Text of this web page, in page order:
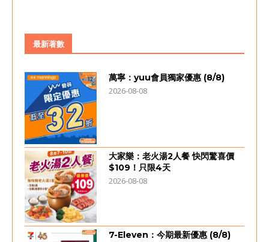
最新著數
萬寧：yuu會員獨家優惠 (8/8)
2026-08-08
大家樂：老火湯2人餐 快閃驚喜價
$109！只限4天
2026-08-08
7-Eleven：今期最新優惠 (8/8)